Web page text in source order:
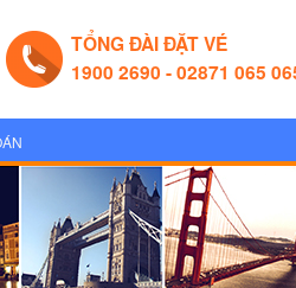
TỔNG ĐÀI ĐẶT VÉ
1900 2690 - 02871 065 065